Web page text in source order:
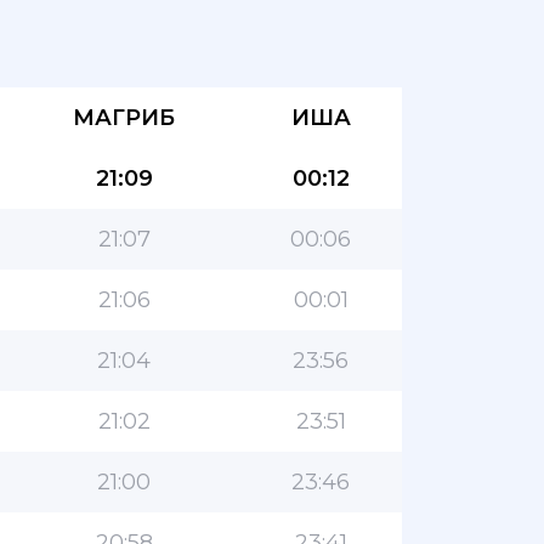
МАГРИБ ИША
21:09 00:12
21:07 00:06
21:06 00:01
21:04 23:56
21:02 23:51
21:00 23:46